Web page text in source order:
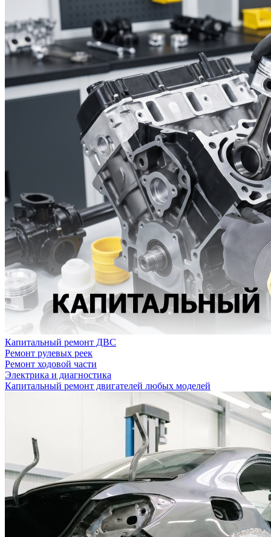
Капитальный ремонт ДВС
Ремонт рулевых реек
Ремонт ходовой части
Электрика и диагностика
Капитальный ремонт двигателей любых моделей